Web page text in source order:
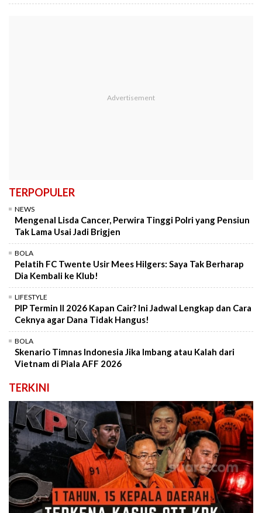
TERPOPULER
NEWS
Mengenal Lisda Cancer, Perwira Tinggi Polri yang Pensiun
Tak Lama Usai Jadi Brigjen
BOLA
Pelatih FC Twente Usir Mees Hilgers: Saya Tak Berharap
Dia Kembali ke Klub!
LIFESTYLE
PIP Termin II 2026 Kapan Cair? Ini Jadwal Lengkap dan Cara
Ceknya agar Dana Tidak Hangus!
BOLA
Skenario Timnas Indonesia Jika Imbang atau Kalah dari
Vietnam di Piala AFF 2026
TERKINI